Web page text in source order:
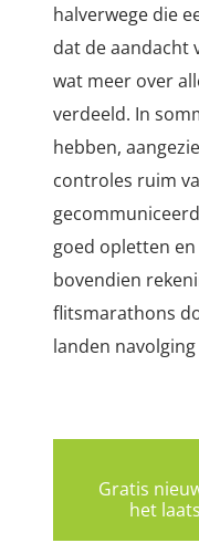
halverwege die
dat de aandacht
wat meer over
verdeeld. In
hebben,
controles ruim
goed opletten
bovendien
flitsmarathons
landen
Gratis
het